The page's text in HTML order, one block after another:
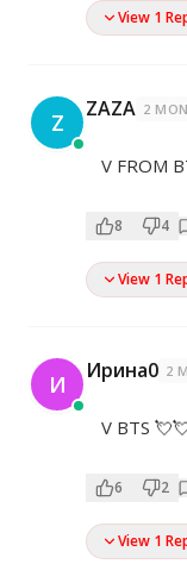
View 1
Z ZAZA 2
V FROM
8 4
View 1
И Ирина0 2
V BTS
6 2
View 1